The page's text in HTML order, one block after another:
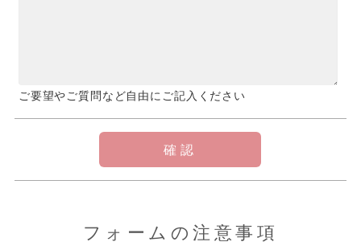
ご要望やご質問など自由にご記入ください
フォームの注意事項